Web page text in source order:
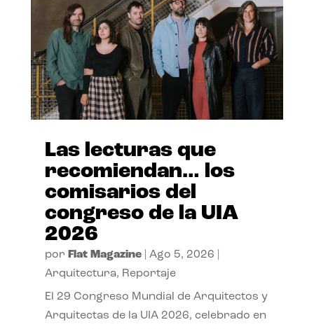
Las lecturas que
recomiendan… los
comisarios del
congreso de la UIA
2026
por Flat Magazine| Ago 5, 2026
Arquitectura, Reportaje
El 29 Congreso Mundial de Arquitectos y
Arquitectas de la UIA 2026, celebrado en